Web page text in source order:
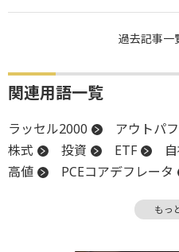
過去記事一
関連用語一覧
ラッセル2000 アウトパ
株式
投資 ETF
高値
PCEコアデフレータ
インフレ
もっ